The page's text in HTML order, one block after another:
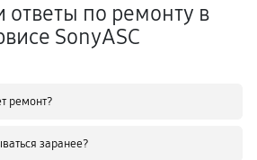
ответы по ремонту в
SonyASC
ремонт?
заранее?